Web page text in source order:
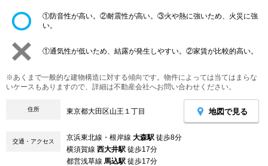
①防音性が高い。②耐震性が高い。③火や熱に強いため、火災に強
い。
①通気性が低いため、結露が発生しやすい。②家賃が比較的高い。
※あくまで一般的な建物構造に対する傾向です。物件によっては当てはまらな
いケースもありますので、詳細は不動産会社へお問い合わせください。
住所 東京都大田区山王１丁目 地図で見る
交通・アクセス 京浜東北線・根岸線 大森駅 徒歩8分
横須賀線 西大井駅 徒歩17分
都営浅草線 馬込駅 徒歩17分